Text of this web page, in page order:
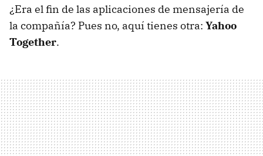
¿Era el fin de las aplicaciones de mensajería de
la compañía? Pues no, aquí tienes otra: Yahoo
Together.